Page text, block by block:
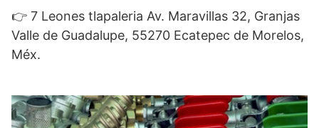
👉 7 Leones tlapaleria Av. Maravillas 32, Granjas
Valle de Guadalupe, 55270 Ecatepec de Morelos,
Méx.